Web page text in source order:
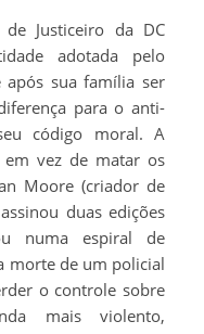
Justiceiro da DC
adotada pelo
após sua família ser
para o anti-
código moral. A
em vez de matar os
Moore (criador de
duas edições
numa espiral de
morte de um policial
o controle sobre
mais violento,